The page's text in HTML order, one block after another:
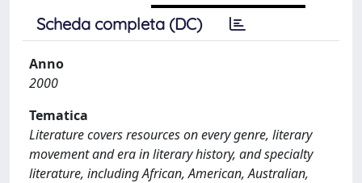
Scheda completa (DC)
Anno
2000
Tematica
Literature covers resources on every genre, literary
movement and era in literary history, and specialty
literature, including African, American, Australian,